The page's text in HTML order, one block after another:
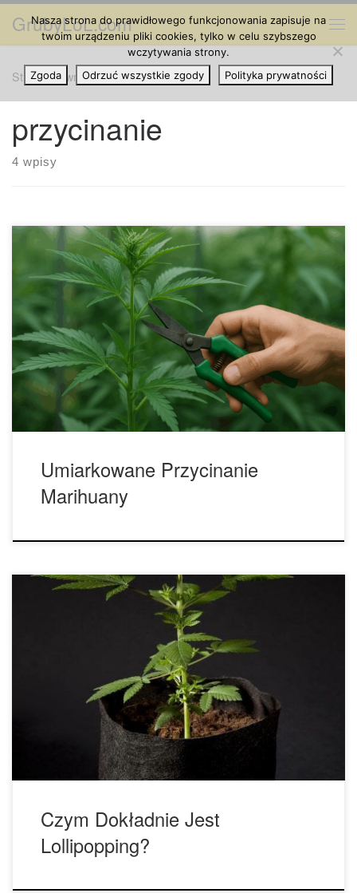
Przejdź do treści
GrubyLoL.com
Strona główna » przycinanie
przycinanie
4 wpisy
Trening wysokostresowy (HST) kontra umiarkowane
przycinanie konopi – kompletny przewodnik Przycinanie
konopi to jeden z kluczowych zabiegów, który pozwala
poprawić plon, zdrowie roślin i jakość zbiorów. Właściwe
techniki umożliwiają lepsze wykorzystanie światła,
zwiększoną cyrkulację powietrza i ukierunkowanie energii
na najważniejsze części rośliny. W artykule wyjaśniamy
różnice pomiędzy metodami umiarkowanego przycinania
[…]
Umiarkowane Przycinanie
Marihuany
Lollipopping: Co to jest i jak stosować tę technikę? Hodowcy
marihuany od dziesięcioleci stosują wszelkiego rodzaju
techniki przycinania, wyginania lub prowadzenia swoich
roślin w jednym celu: aby poprawić ich wydajność,
przenosząc instalację na wyższy poziom, z bardziej obfitymi
zbiorami, a tym samym lepszym wykorzystaniem systemów
oświetleniowych, nawozów… krótko mówiąc, całej […]
Czym Dokładnie Jest
Lollipopping?
Nasza strona do prawidłowego funkcjonowania zapisuje na
twoim urządzeniu pliki cookies, tylko w celu szybszego
wczytywania strony.
Zgoda
Odrzuć wszystkie zgody Polityka prywatności